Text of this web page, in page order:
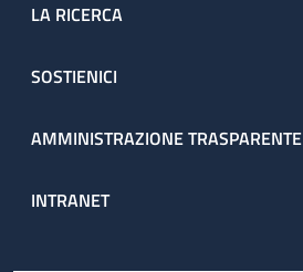
LA RICERCA
SOSTIENICI
AMMINISTRAZIONE TRASPARENTE
INTRANET